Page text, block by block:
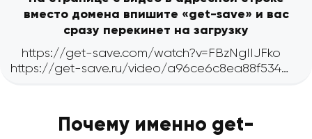
вместо домена впишите «get-save» и вас
сразу перекинет на загрузку
Почему именно get-